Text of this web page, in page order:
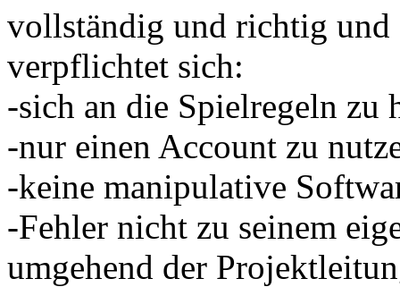
vollständig und richtig
verpflichtet sich:
-sich an die Spielregeln zu
-nur einen Account zu
-keine manipulative
-Fehler nicht zu seinem
umgehend der